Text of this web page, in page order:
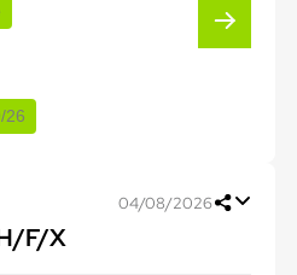
26
04/08/2026
F/X